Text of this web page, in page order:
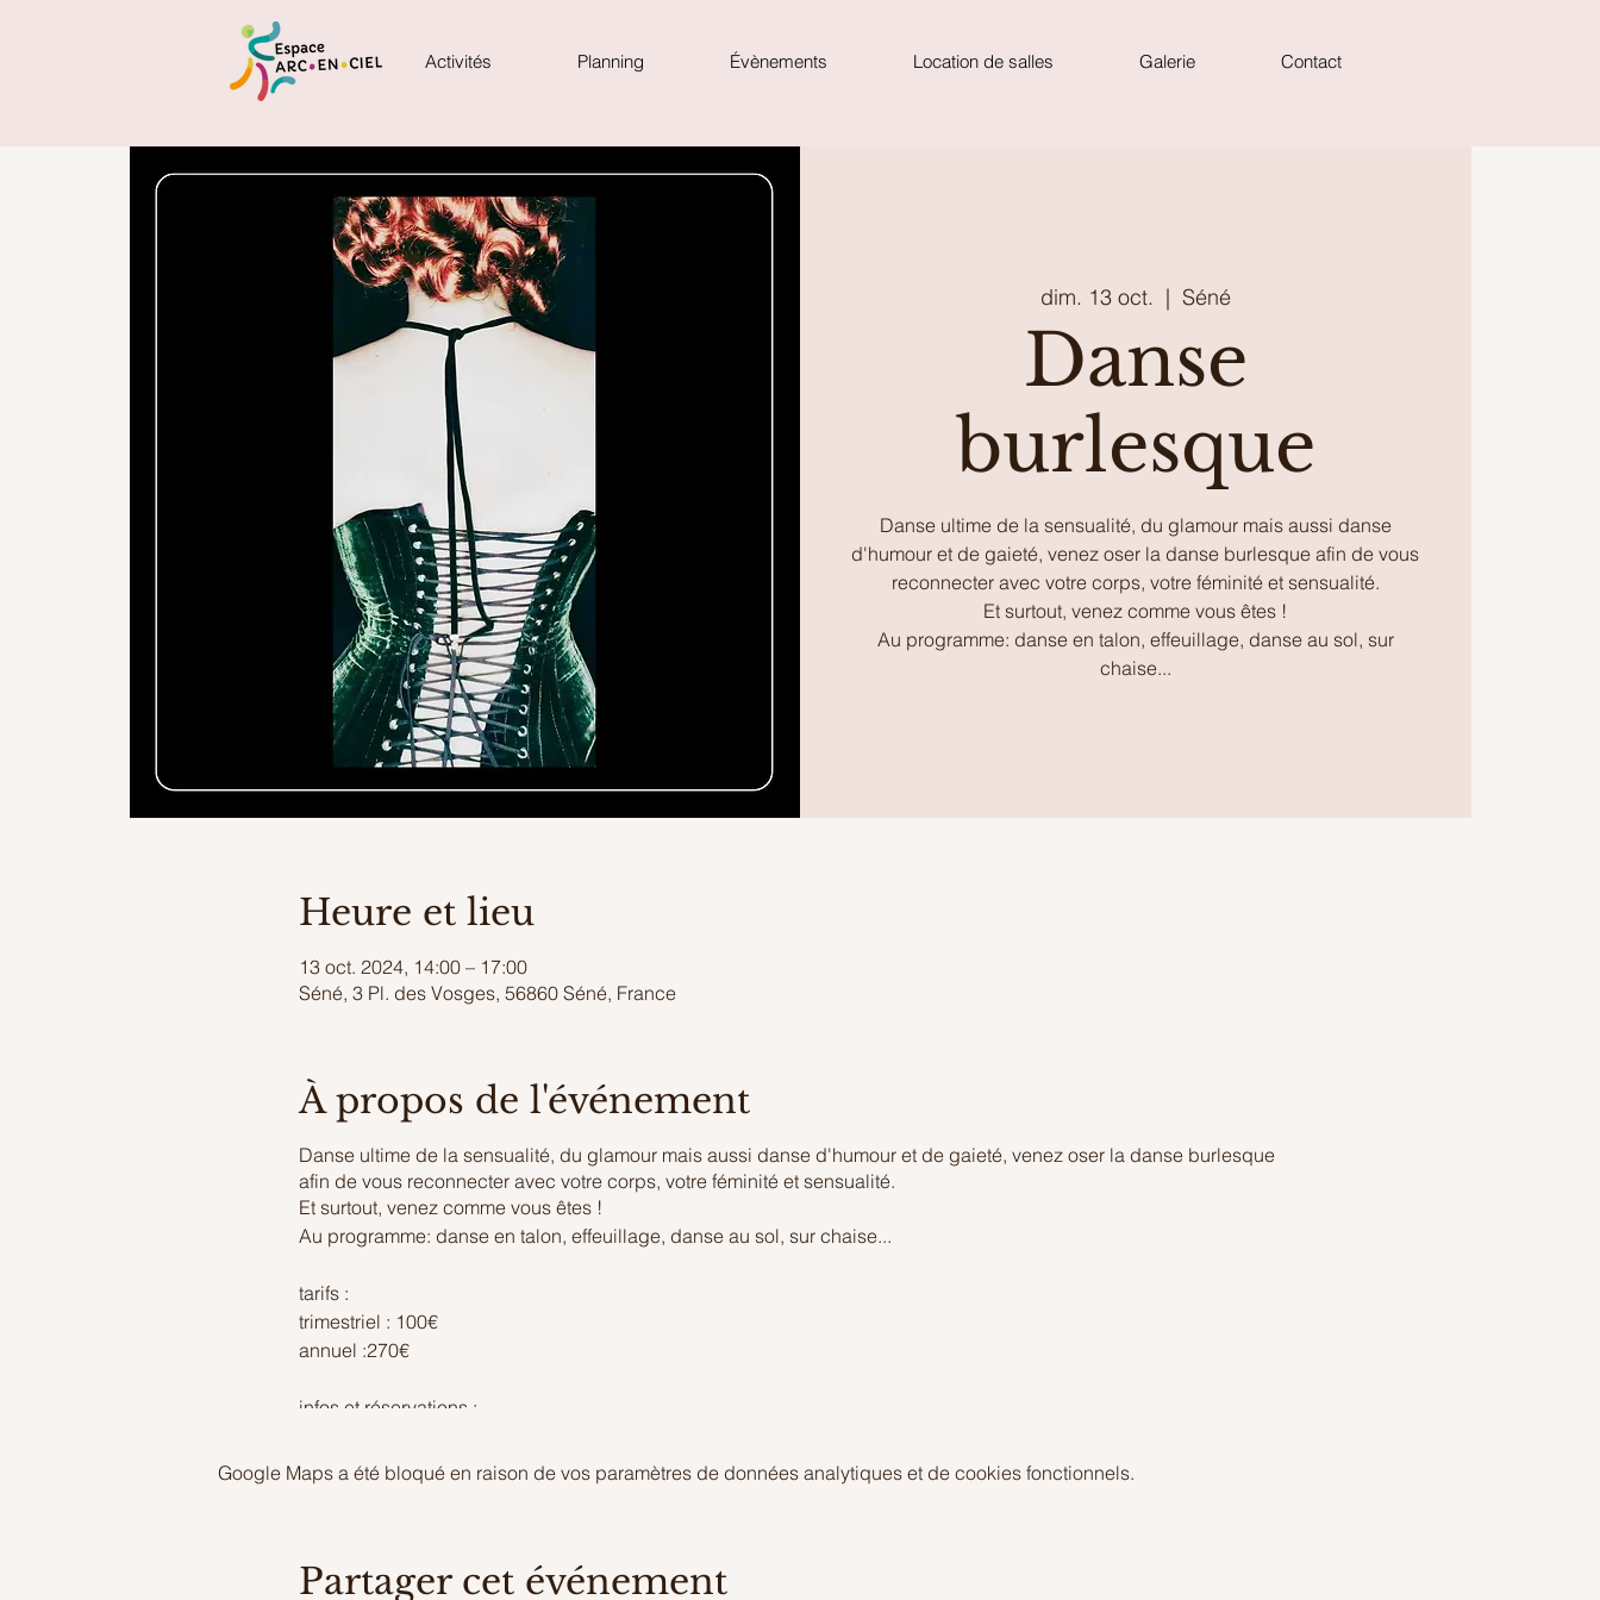
Activités Planning Évènements Location de salles Galerie Contact
dim. 13 oct.
  |
Séné
Danse
burlesque
Danse ultime de la sensualité, du glamour mais aussi danse
d'humour et de gaieté, venez oser la danse burlesque afin de vous
reconnecter avec votre corps, votre féminité et sensualité.
Et surtout, venez comme vous êtes !
Au programme: danse en talon, effeuillage, danse au sol, sur
chaise...
Heure et lieu
13 oct. 2024, 14:00 – 17:00
Séné, 3 Pl. des Vosges, 56860 Séné, France
À propos de l'événement
Danse ultime de la sensualité, du glamour mais aussi danse d'humour et de gaieté, venez oser la danse burlesque
afin de vous reconnecter avec votre corps, votre féminité et sensualité.
Et surtout, venez comme vous êtes !
Au programme: danse en talon, effeuillage, danse au sol, sur chaise...
tarifs :
trimestriel : 100€
annuel :270€
infos et réservations :
06.12.43.11.51
Google Maps a été bloqué en raison de vos paramètres de données analytiques et de cookies fonctionnels.
Partager cet événement